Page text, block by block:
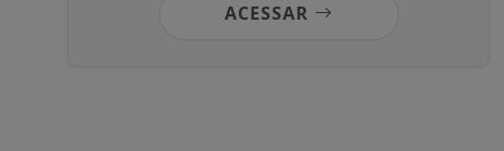
ACESSAR